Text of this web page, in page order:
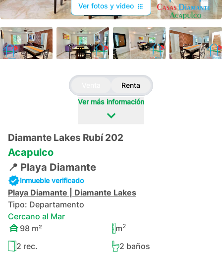
Ver fotos y video
Renta
Ver más información
Diamante Lakes Rubí 202
Acapulco
📍 Playa Diamante
Inmueble verificado
Playa Diamante
Diamante Lakes
Tipo: Departamento
Cercano al Mar
98 m² m2
2 rec. 2 baños